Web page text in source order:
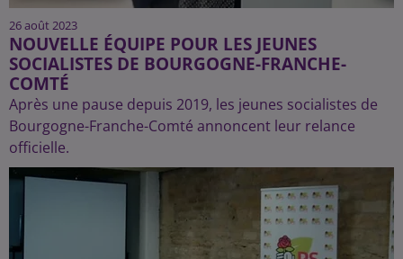
26 août 2023
NOUVELLE ÉQUIPE POUR LES JEUNES
SOCIALISTES DE BOURGOGNE-FRANCHE-
COMTÉ
Après une pause depuis 2019, les jeunes socialistes de
Bourgogne-Franche-Comté annoncent leur relance
officielle.